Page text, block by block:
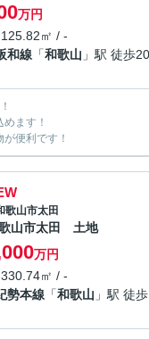
万円
㎡ / -
和線 「和歌山 」駅 徒歩
ます！
便利です！
歌山市太田
山市太田 土地
万円
㎡ / -
勢本線 「和歌山 」駅 徒